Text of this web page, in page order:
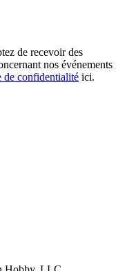
de recevoir des
nos événements
de confidentialité ici.